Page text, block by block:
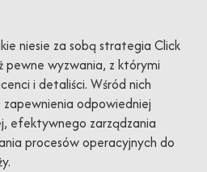
niesie za sobą strategia Click
pewne wyzwania, z którymi
i detaliści. Wśród nich
odpowiedniej
efektywnego zarządzania
procesów operacyjnych do